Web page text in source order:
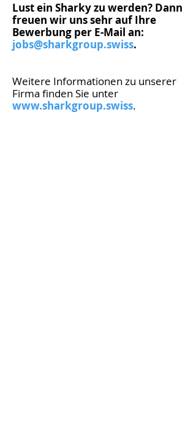
Lust ein Sharky zu werden? Dann
freuen wir uns sehr auf Ihre
Bewerbung per E-Mail an:
jobs@sharkgroup.swiss.
Weitere Informationen zu unserer
Firma finden Sie unter
www.sharkgroup.swiss.